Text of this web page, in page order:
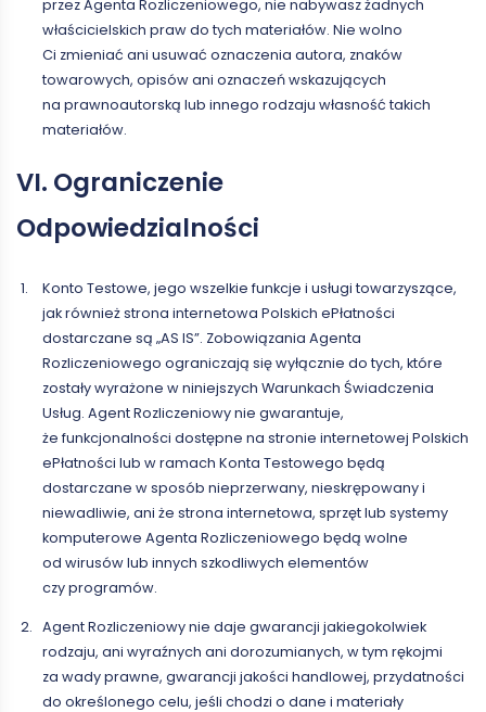
przez Agenta Rozliczeniowego, nie nabywasz żadnych
właścicielskich praw do tych materiałów. Nie wolno
Ci zmieniać ani usuwać oznaczenia autora, znaków
towarowych, opisów ani oznaczeń wskazujących
na prawnoautorską lub innego rodzaju własność takich
materiałów.
VI. Ograniczenie
Odpowiedzialności
Konto Testowe, jego wszelkie funkcje i usługi towarzyszące,
jak również strona internetowa Polskich ePłatności
dostarczane są „AS IS”. Zobowiązania Agenta
Rozliczeniowego ograniczają się wyłącznie do tych, które
zostały wyrażone w niniejszych Warunkach Świadczenia
Usług. Agent Rozliczeniowy nie gwarantuje,
że funkcjonalności dostępne na stronie internetowej Polskich
ePłatności lub w ramach Konta Testowego będą
dostarczane w sposób nieprzerwany, nieskrępowany i
niewadliwie, ani że strona internetowa, sprzęt lub systemy
komputerowe Agenta Rozliczeniowego będą wolne
od wirusów lub innych szkodliwych elementów
czy programów.
Agent Rozliczeniowy nie daje gwarancji jakiegokolwiek
rodzaju, ani wyraźnych ani dorozumianych, w tym rękojmi
za wady prawne, gwarancji jakości handlowej, przydatności
do określonego celu, jeśli chodzi o dane i materiały